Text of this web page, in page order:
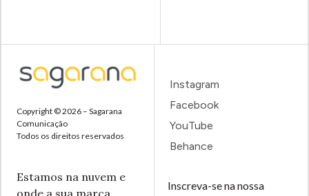
Copyright © 2026 – Sagarana
Comunicação
Todos os direitos reservados
Estamos na nuvem e
Instagram
Facebook
YouTube
Behance
Inscreva-se na nossa